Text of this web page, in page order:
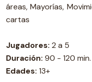
áreas, Mayorías,
cartas
Jugadores: 2 a 5
Duración: 90 - 120 min.
Edades: 13+